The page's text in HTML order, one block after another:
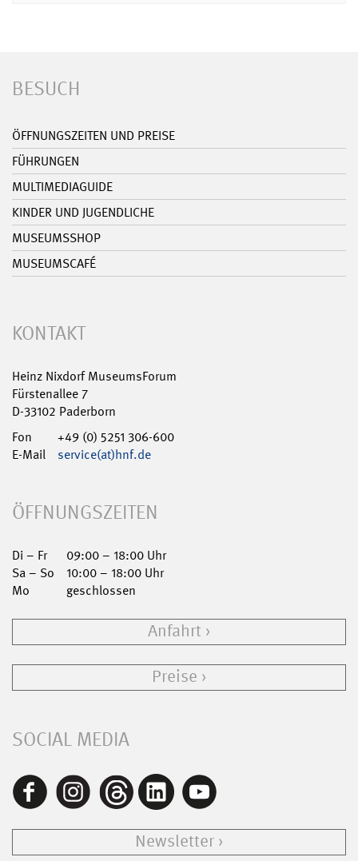
BESUCH
ÖFFNUNGSZEITEN UND PREISE
FÜHRUNGEN
MULTIMEDIAGUIDE
KINDER UND JUGENDLICHE
MUSEUMSSHOP
MUSEUMSCAFÉ
KONTAKT
Heinz Nixdorf MuseumsForum
Fürstenallee 7
D-33102 Paderborn
Fon
+49 (0) 5251 306-600
E-Mail
service(at)hnf.de
ÖFFNUNGSZEITEN
Di – Fr
09:00 – 18:00 Uhr
Sa – So
10:00 – 18:00 Uhr
Mo
geschlossen
Anfahrt
Preise
SOCIAL MEDIA
Newsletter